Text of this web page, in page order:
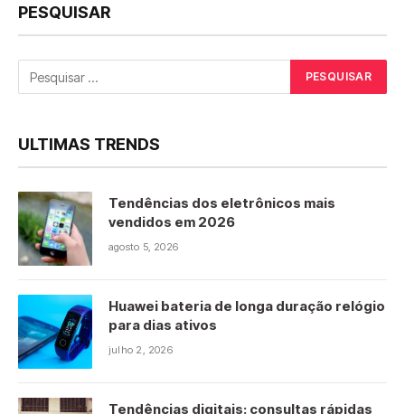
PESQUISAR
ULTIMAS TRENDS
Tendências dos eletrônicos mais
vendidos em 2026
agosto 5, 2026
Huawei bateria de longa duração relógio
para dias ativos
julho 2, 2026
Tendências digitais: consultas rápidas